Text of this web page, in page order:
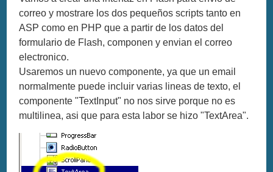
correo y mostrare los dos pequeños scripts tanto en
ASP como en PHP que a partir de los datos del
formulario de Flash, componen y envian el correo
electronico.
Usaremos un nuevo componente, ya que un email
normalmente puede incluir varias lineas de texto, el
componente "TextInput" no nos sirve porque no es
multilinea, asi que para esta labor se hizo "TextArea".